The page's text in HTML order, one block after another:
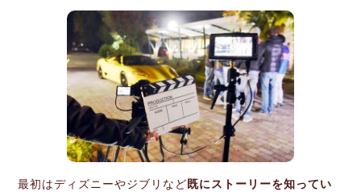
最初はディズニーやジブリなど既にストーリーを知ってい